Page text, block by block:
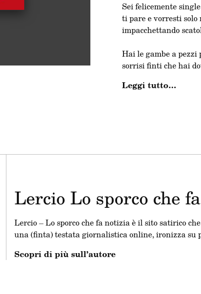
Sei felicemente
ti pare e vorresti solo
impacchettando
Hai le gambe a
sorrisi finti che hai
dal tuo capo?
Come sopravvivere
guida brillante e
parenti invadenti e
amici troppo
sorrisi di
Leggi tutto…
Lercio Lo sporco che
Lercio – Lo sporco che fa notizia è il sito satirico
una (finta) testata giornalistica online, ironizza
Scopri di più sull’autore